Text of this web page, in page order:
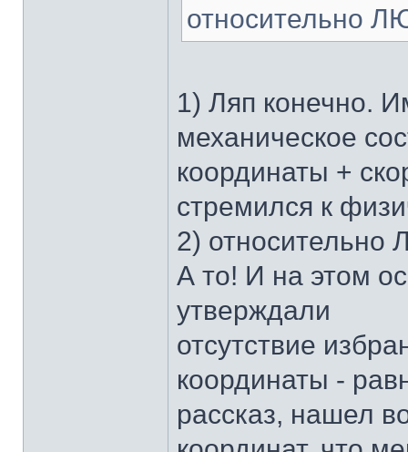
относительно
1) Ляп конечно.
механическое
координаты +
стремился к
2)
А то! И на этом
утверждали
отсутствие
координаты -
рассказ, нашел